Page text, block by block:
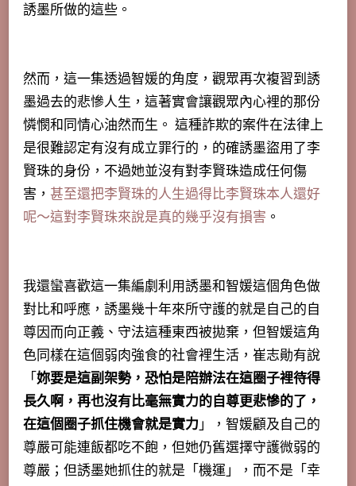
誘墨所做的這些。
然而，這一集透過智媛的角度，觀眾再次複習到誘
墨過去的悲慘人生，這著實會讓觀眾內心裡的那份
憐憫和同情心油然而生。 這種詐欺的案件在法律上
是很難認定有沒有成立罪行的，的確誘墨盜用了李
賢珠的身份，不過她並沒有對李賢珠造成任何傷
害， 甚至還把李賢珠的人生過得比李賢珠本人還好
呢～這對李賢珠來說是真的幾乎沒有損害 。
我還蠻喜歡這一集編劇利用誘墨和智媛這個角色做
對比和呼應，誘墨幾十年來所守護的就是自己的自
尊因而向正義、守法這種東西被拋棄，但智媛這角
色同樣在這個弱肉強食的社會裡生活，崔志勛有說
「妳要是這副架勢，恐怕是陪辦法在這圈子裡待得
長久啊，再也沒有比毫無實力的自尊更悲慘的了，
在這個圈子抓住機會就是實力」，智媛顧及自己的
尊嚴可能連飯都吃不飽，但她仍舊選擇守護微弱的
尊嚴；但誘墨她抓住的就是「機運」，而不是「幸